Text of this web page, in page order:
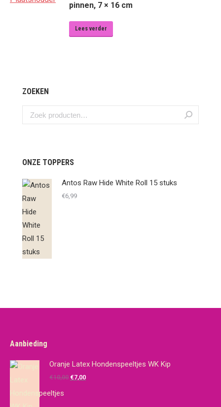
pinnen, 7 × 16 cm
Lees verder
ZOEKEN
ONZE TOPPERS
Antos Raw Hide White Roll 15 stuks
€6,99
Aanbieding
Oranje Latex Hondenspeeltjes WK Kip
€10,00 Oorspronkelijke
€7,00Huidige